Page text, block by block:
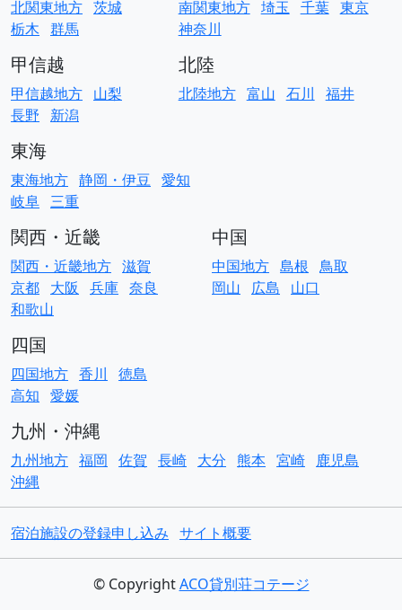
北関東地方 茨城
栃木 群馬
南関東地方 埼玉 千葉 東京
神奈川
甲信越
甲信越地方 山梨
長野
新潟
北陸
北陸地方 富山 石川 福井
東海
東海地方 静岡・伊豆 愛知
岐阜 三重
関西・近畿
関西・近畿地方 滋賀
京都 大阪 兵庫 奈良
和歌山
中国
中国地方 島根 鳥取
岡山
広島 山口
四国
四国地方 香川
徳島
高知 愛媛
九州・沖縄
九州地方 福岡 佐賀 長崎 大分 熊本 宮崎
鹿児島
沖縄
宿泊施設の登録申し込み サイト概要
© CopyrightACO貸別荘コテージ